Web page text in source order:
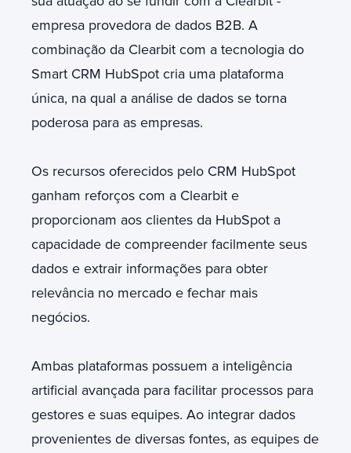
empresa provedora de dados B2B. A
combinação da Clearbit com a tecnologia do
Smart CRM HubSpot cria uma plataforma
única, na qual a análise de dados se torna
poderosa para as empresas.
Os recursos oferecidos pelo CRM HubSpot
ganham reforços com a Clearbit e
proporcionam aos clientes da HubSpot a
capacidade de compreender facilmente seus
dados e extrair informações para obter
relevância no mercado e fechar mais
negócios.
Ambas plataformas possuem a inteligência
artificial avançada para facilitar processos para
gestores e suas equipes. Ao integrar dados
provenientes de diversas fontes, as equipes de